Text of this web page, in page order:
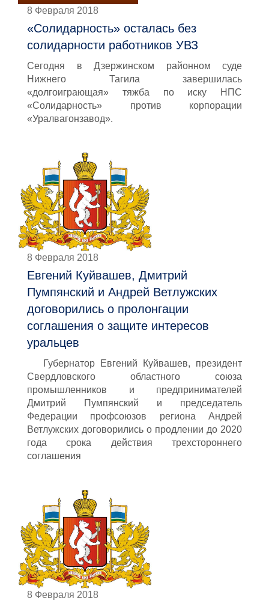
8 Февраля 2018
«Солидарность» осталась без
солидарности работников УВЗ
Сегодня в Дзержинском районном суде
Нижнего Тагила завершилась
«долгоиграющая» тяжба по иску НПС
«Солидарность» против корпорации
«Уралвагонзавод».
8 Февраля 2018
Евгений Куйвашев, Дмитрий
Пумпянский и Андрей Ветлужских
договорились о пролонгации
соглашения о защите интересов
уральцев
Губернатор Евгений Куйвашев, президент
Свердловского областного союза
промышленников и предпринимателей
Дмитрий Пумпянский и председатель
Федерации профсоюзов региона Андрей
Ветлужских договорились о продлении до 2020
года срока действия трехстороннего
соглашения
8 Февраля 2018